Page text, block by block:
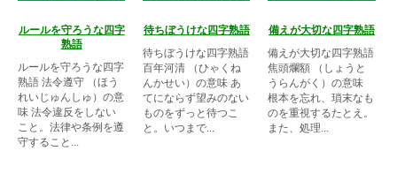
ルールを守ろうな四字
熟語
ルールを守ろうな四字
熟語 法令遵守 （ほう
れいじゅんしゅ）の意
味 法令違反をしない
こと。法律や条例を遵
守すること...
待ちぼうけな四字熟語
待ちぼうけな四字熟語
百年河清 （ひゃくね
んかせい）の意味 あ
てにならず望みのない
ものをずっと待つこ
と。いつまで...
備えが大切な四字熟語
備えが大切な四字熟語
焦頭爛額 （しょうと
うらんがく）の意味
根本を忘れ、瑣末なも
のを重視するたとえ。
また、処理...